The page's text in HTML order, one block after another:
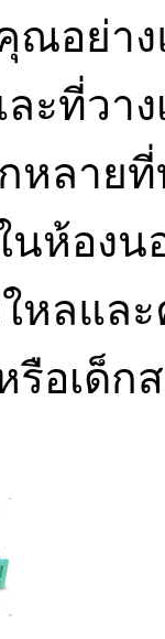
ณอย่า
ะที่วา
หลาย
ห้องน
ใหลแ
อเด็ก